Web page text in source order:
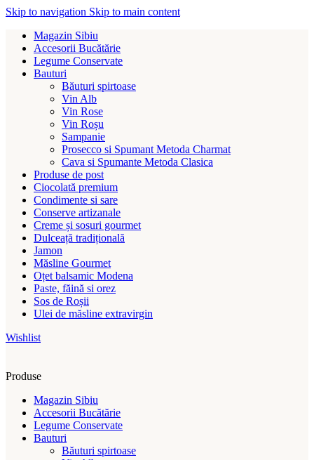
Skip to navigation Skip to main content
Magazin Sibiu
Accesorii Bucătărie
Legume Conservate
Bauturi
Băuturi spirtoase
Vin Alb
Vin Rose
Vin Roșu
Sampanie
Prosecco si Spumant Metoda Charmat
Cava si Spumante Metoda Clasica
Produse de post
Ciocolată premium
Condimente si sare
Conserve artizanale
Creme și sosuri gourmet
Dulceață tradițională
Jamon
Măsline Gourmet
Oțet balsamic Modena
Paste, făină si orez
Sos de Roșii
Ulei de măsline extravirgin
Wishlist
Produse
Magazin Sibiu
Accesorii Bucătărie
Legume Conservate
Bauturi
Băuturi spirtoase